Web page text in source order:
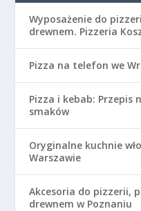
Wyposażenie do
drewnem. Pizzeria
Pizza na telefon we
Pizza i kebab: Przepis
smaków
Oryginalne kuchnie
Warszawie
Akcesoria do pizzerii,
drewnem w Poznaniu